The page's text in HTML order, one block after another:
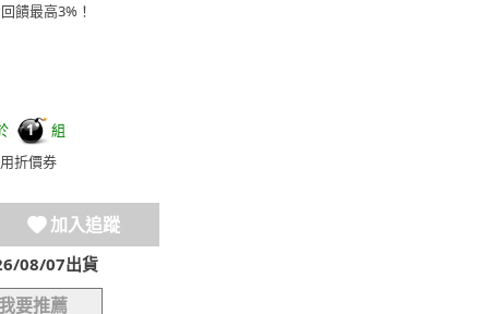
饋最高3%！
1
組
折價券
加入追蹤
08/07出貨
要推薦